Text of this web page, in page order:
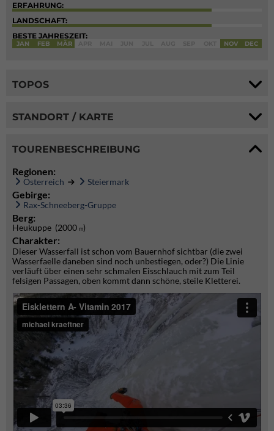
ERFAHRUNG:
LANDSCHAFT:
BESTE JAHRESZEIT:
JAN FEB MÄR NOV DEC
TOPOS
STANDORT / KARTE
TOURENBESCHREIBUNG
Regionen:
Österreich Steiermark
Gebirge:
Rax-Schneeberg-Gruppe
Berg:
Heukuppe (2000 m)
Charakter:
Dieser Wasserfall ist schon vom Bauernhof sichtbar (die zwei
Wasserfaelle daneben sind noch unbestiegen, oder?) Die Linie
verläuft über einen sehr schmalen Eisschlauch mit zum Teil
felsigen Passagen, oben kommt dann schöne, steile Kletterei.